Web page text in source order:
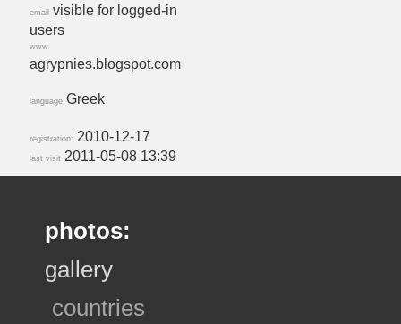
email visible for logged-in
users
www
agrypnies.blogspot.com
language Greek
registration: 2010-12-17
last visit 2011-05-08 13:39
photos:
gallery
countries